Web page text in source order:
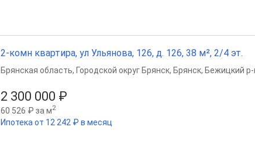
2-комн квартира, ул Ульянова, 126, д. 126, 38 м², 2/4 эт.
2 300 000 ₽
60 526 ₽ за м2
Ипотека от 12 242 ₽ в месяц
Брянская область, Городской округ Брянск, Брянск, Бежицкий р-